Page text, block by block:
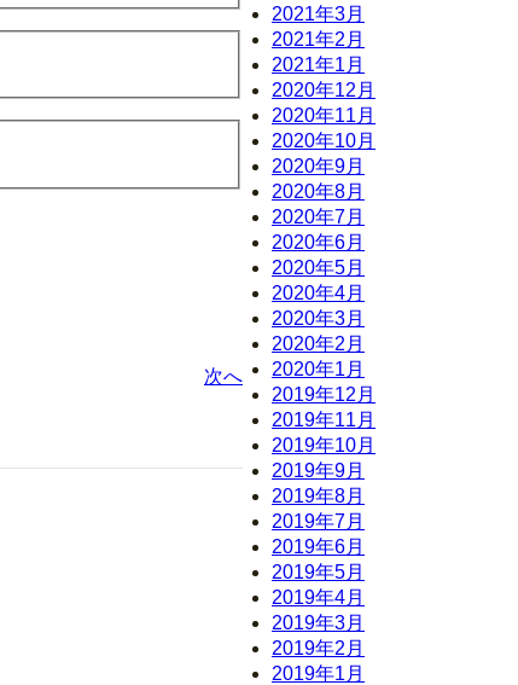
次へ
2021年3月
2021年2月
2021年1月
2020年12月
2020年11月
2020年10月
2020年9月
2020年8月
2020年7月
2020年6月
2020年5月
2020年4月
2020年3月
2020年2月
2020年1月
2019年12月
2019年11月
2019年10月
2019年9月
2019年8月
2019年7月
2019年6月
2019年5月
2019年4月
2019年3月
2019年2月
2019年1月